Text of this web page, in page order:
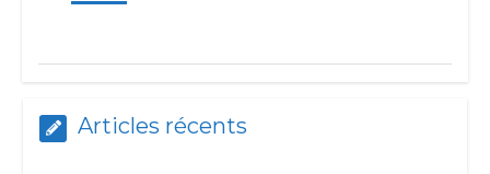
Articles récents